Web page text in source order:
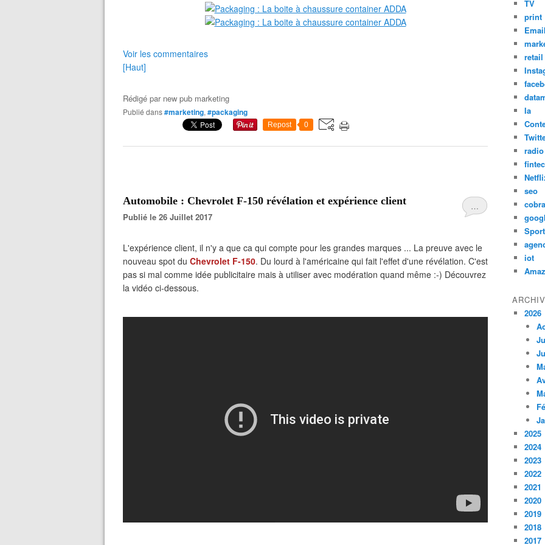
Voir les commentaires
[Haut]
Rédigé par new pub marketing
Publié dans#marketing, #packaging
Repost 0
…
Automobile : Chevrolet F-150 révélation et expérience client
Publié le 26 Juillet 2017
L'expérience client, il n'y a que ca qui compte pour les grandes marques ... La preuve avec le
nouveau spot du Chevrolet F-150. Du lourd à l'américaine qui fait l'effet d'une révélation. C'est
pas si mal comme idée publicitaire mais à utiliser avec modération quand même :-) Découvrez
la vidéo ci-dessous.
TV
print
retail
Ia
radio
seo
iot
2026
2025
2024
2023
2022
2021
2020
2019
2018
2017